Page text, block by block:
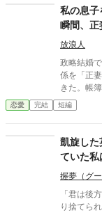
害する権利
らまもな
した。 「
束をした
ような……。 言われるがままに、隣国へ向かった
って、子
ベルモン
私の息
瞬間、正
放浪人
政略結婚
係を「正
きた。帳
定な年に
も彼女の実務だった。 だがある
「この子
「君の息子は
アの中で
すら崩さ
したね」
恋愛 完結 短編
凱旋した
ていた私
握夢（グー
「君は後方にいた
り捨てられた